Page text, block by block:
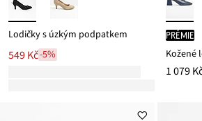
Lodičky s úzkým podpatkem
549 Kč-5%
PRÉMIE
1 079